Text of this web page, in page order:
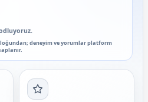
deneyim ve yorumlar platform